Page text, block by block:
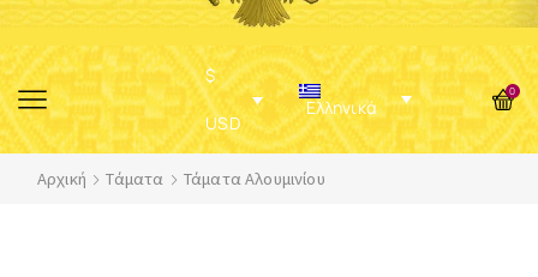
$
USD
Ελληνικά
0
Αρχική Τάματα Τάματα Αλουμινίου